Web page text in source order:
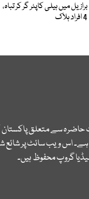
برازیل میں ہیلی کاپٹر گر کر تباہ،
4 افراد ہلاک
حاضرہ سے متعلق
اس ویب سائٹ پر شائع
گروپ محفوظ ہیں۔